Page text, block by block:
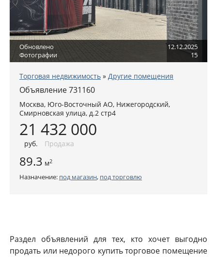
Обновлено
12.12.2025
Фотографии
15
Торговая недвижимость » Другие помещения
Объявление 731160
Москва, Юго-Восточный АО, Нижегородский,
Смирновская улица, д.2 стр4
21 432 000
руб. Продажа
89.3 м2
Назначение: под магазин, под торговлю
Раздел объявлений для тех, кто хочет выгодно
продать или недорого купить торговое помещение